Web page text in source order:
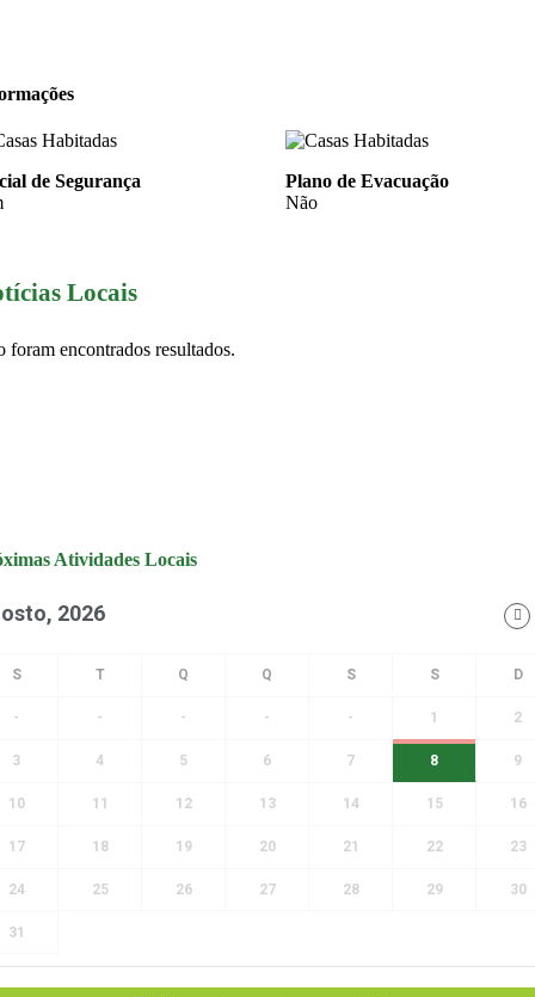
de Segurança
Plano de Evacuação
Não
Locais
foram encontrados resultados.
Atividades Locais
2026
- - - - - 1 2
3 4 5 6 7 8 9
10 11 12 13 14 15 16
17 18 19 20 21 22 23
24 25 26 27 28 29 30
31